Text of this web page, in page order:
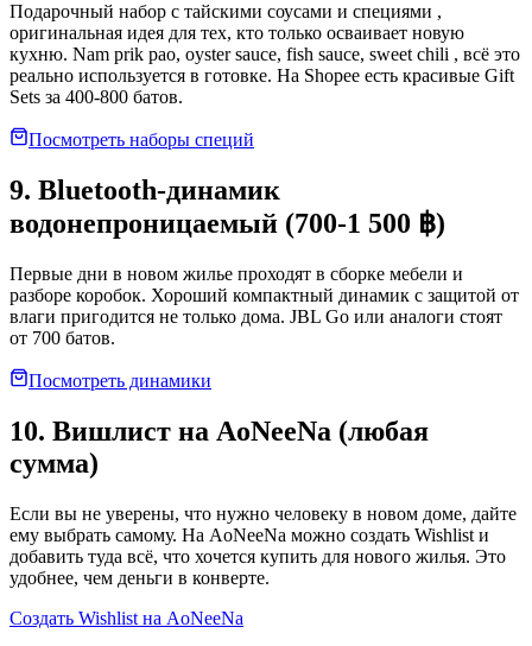
Подарочный набор с тайскими соусами и специями ,
оригинальная идея для тех, кто только осваивает новую
кухню. Nam prik pao, oyster sauce, fish sauce, sweet chili , всё это
реально используется в готовке. На Shopee есть красивые Gift
Sets за 400-800 батов.
Посмотреть наборы специй
9. Bluetooth-динамик
водонепроницаемый (700-1 500 ฿)
Первые дни в новом жилье проходят в сборке мебели и
разборе коробок. Хороший компактный динамик с защитой от
влаги пригодится не только дома. JBL Go или аналоги стоят
от 700 батов.
Посмотреть динамики
10. Вишлист на AoNeeNa (любая
сумма)
Если вы не уверены, что нужно человеку в новом доме, дайте
ему выбрать самому. На AoNeeNa можно создать Wishlist и
добавить туда всё, что хочется купить для нового жилья. Это
удобнее, чем деньги в конверте.
Создать Wishlist на AoNeeNa